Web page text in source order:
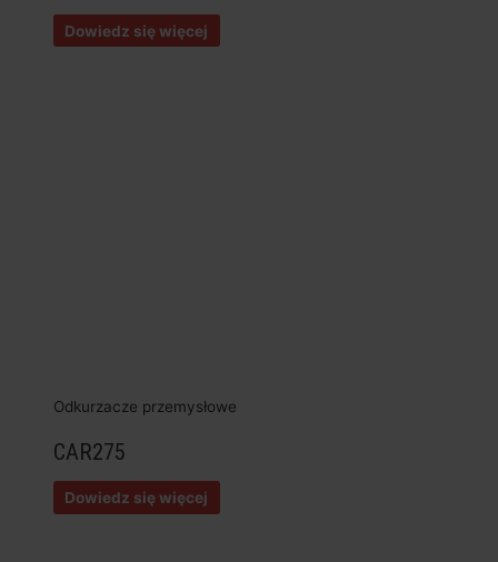
Dowiedz się więcej
Odkurzacze przemysłowe
CAR275
Dowiedz się więcej